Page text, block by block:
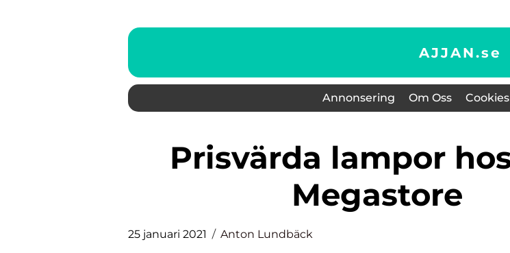
AJJAN.se
Annonsering Om Oss Cookies
Prisvärda lampor hos LED
Megastore
25 januari 2021 Anton Lundbäck